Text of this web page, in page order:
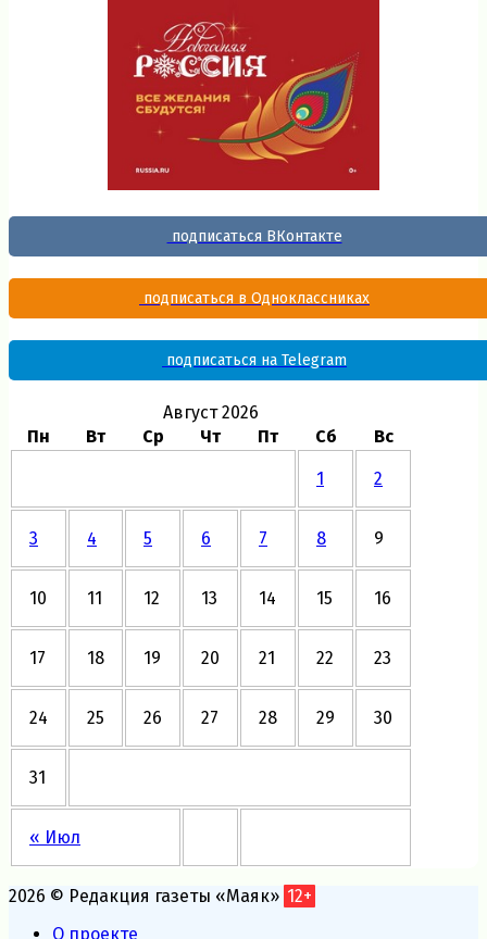
подписаться ВКонтакте
подписаться в Одноклассниках
подписаться на Telegram
Август 2026
Пн
Вт Ср Чт Пт Сб Вс
« Июл
1 2
3 4 5 6 7 8 9
10 11 12 13 14 15 16
17 18 19 20 21 22 23
24 25 26 27 28 29 30
31
2026 © Редакция газеты «Маяк» 12+
О проекте